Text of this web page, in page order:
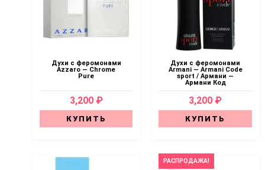
Духи с феромонами
Azzaro — Chrome
Pure
3,200 ₽
КУПИТЬ
Духи с феромонами
Armani — Armani Code
sport / Армани —
Армани Код
3,200 ₽
КУПИТЬ
РАСПРОДАЖА!